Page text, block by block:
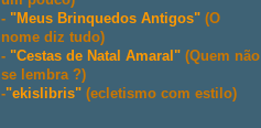
- "Meus Brinquedos Antigos" (O
nome diz tudo)
- "Cestas de Natal Amaral" (Quem não
se lembra ?)
-"ekislibris" (ecletismo com estilo)